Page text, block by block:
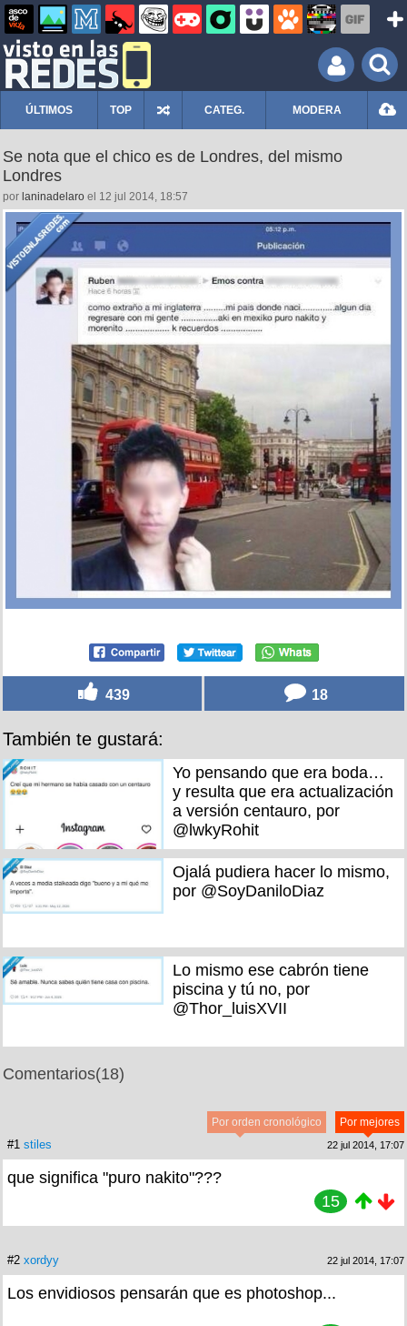
ÚLTIMOS TOP CATEG. MODERA
Se nota que el chico es de Londres, del mismo
Londres
por laninadelaro el 12 jul 2014, 18:57
439 18
También te gustará:
Yo pensando que era boda…
y resulta que era actualización
a versión centauro, por
@lwkyRohit
Ojalá pudiera hacer lo mismo,
por @SoyDaniloDiaz
Lo mismo ese cabrón tiene
piscina y tú no, por
@Thor_luisXVII
Comentarios(18)
Por mejores
Por orden cronológico
#1 stiles 22 jul 2014, 17:07
que significa "puro nakito"???
15
#2 xordyy 22 jul 2014, 17:07
Los envidiosos pensarán que es photoshop...